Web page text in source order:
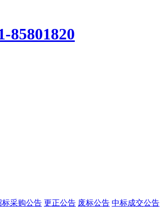
85801820
采购公告 更正公告 废标公告 中标成交公告